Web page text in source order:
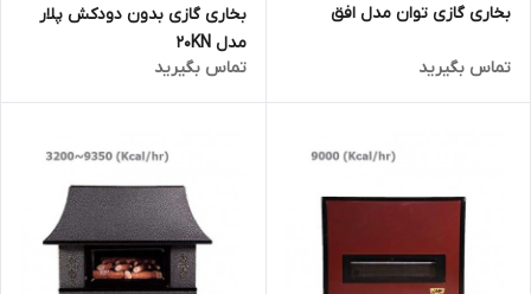
بخاری گازی توان مدل افق
تماس بگیرید
بخاری گازی بدون دودکش پلار
مدل 20KN
تماس بگیرید